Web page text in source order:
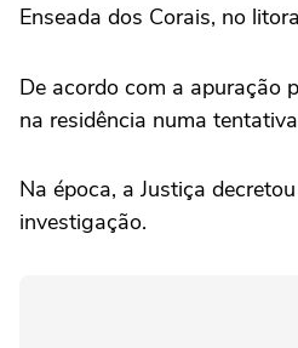
Enseada dos Corais, no
De acordo com a apuração
na residência numa
Na época, a Justiça
investigação.